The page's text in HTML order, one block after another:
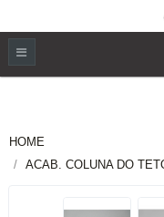
HOME
ACAB. COLUNA DO